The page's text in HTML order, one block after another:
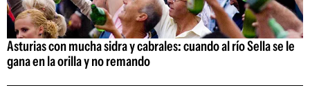
Asturias con mucha sidra y cabrales: cuando al río Sella se le
gana en la orilla y no remando